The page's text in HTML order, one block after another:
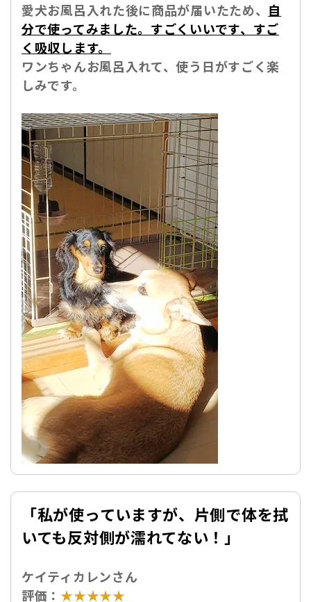
愛犬お風呂入れた後に商品が届いたため、 自
分で使ってみました。すごくいいです、すご
く吸収します。
ワンちゃんお風呂入れて、使う日がすごく楽
しみです。
「私が使っていますが、 片側で体を拭
いても反対側が濡れてない！」
ケイティカレンさん
評価： ★★★★★